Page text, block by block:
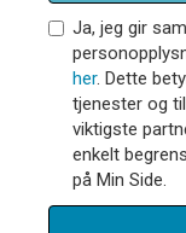
Ja, jeg gir
her. Dette
tjenester og
viktigste
enkelt
på Min Side.